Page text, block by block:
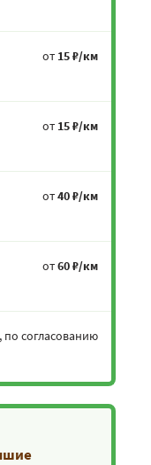
от 15 ₽/км
от 15 ₽/км
от40 ₽/км
от60 ₽/км
, по согласованию